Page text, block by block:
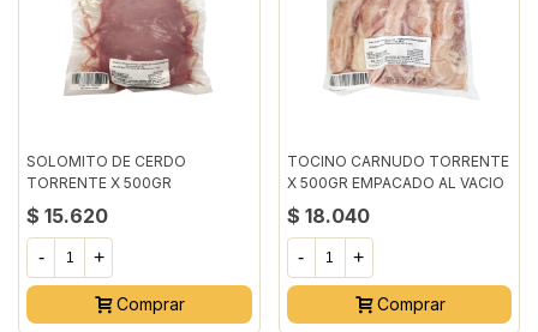
SOLOMITO DE CERDO
TORRENTE X 500GR
EMPACADO AL VACIO
$ 15.620
- +
Comprar
TOCINO CARNUDO TORRENTE
X 500GR EMPACADO AL VACIO
$ 18.040
- +
Comprar